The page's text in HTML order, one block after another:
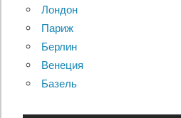
Лондон
Париж
Берлин
Венеция
Базель